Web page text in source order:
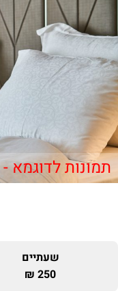
תמונות
שעתיים
250 ₪